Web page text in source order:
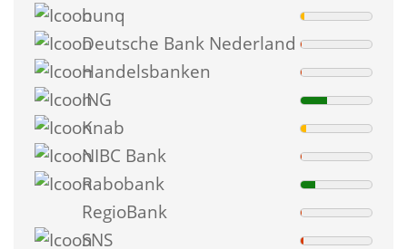
bunq
Deutsche Bank Nederland
Handelsbanken
ING
Knab
NIBC Bank
Rabobank
RegioBank
SNS